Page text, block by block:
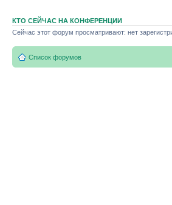
КТО СЕЙЧАС НА КОНФЕРЕНЦИИ
Сейчас этот форум просматривают: нет
Список форумов